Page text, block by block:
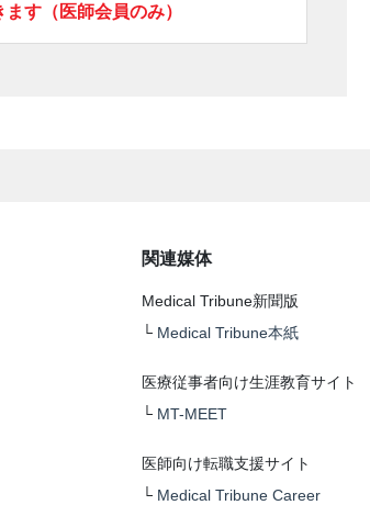
す（医師会員のみ）
関連媒体
Medical Tribune新聞版
└ Medical Tribune本紙
医療従事者向け生涯教育サイト
└ MT-MEET
医師向け転職支援サイト
└ Medical Tribune Career